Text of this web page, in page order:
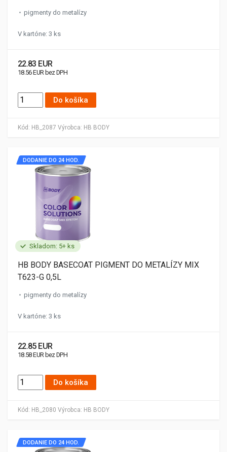
Kód: HB_2087 Výrobca: HB BODY
pigmenty do metalízy
V kartóne: 3 ks
22.83 EUR
18.56 EUR bez DPH
Do košíka
Skladom: 5+ ks
Kód: HB_2080 Výrobca: HB BODY
DODANIE DO 24 HOD.
HB BODY BASECOAT PIGMENT DO METALÍZY MIX
T623-G 0,5L
pigmenty do metalízy
V kartóne: 3 ks
22.85 EUR
18.58 EUR bez DPH
Do košíka
DODANIE DO 24 HOD.